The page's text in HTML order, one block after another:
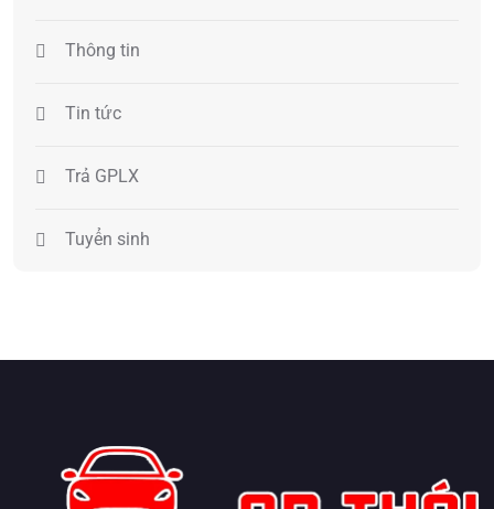
Thông tin
Tin tức
Trả GPLX
Tuyển sinh